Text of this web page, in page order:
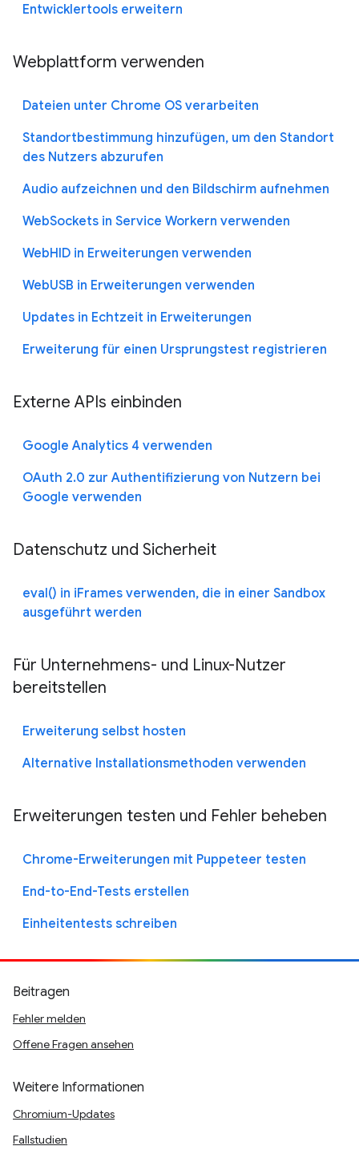
Entwicklertools erweitern
Webplattform verwenden
Dateien unter Chrome OS verarbeiten
Standortbestimmung hinzufügen, um den Standort
des Nutzers abzurufen
Audio aufzeichnen und den Bildschirm aufnehmen
WebSockets in Service Workern verwenden
WebHID in Erweiterungen verwenden
WebUSB in Erweiterungen verwenden
Updates in Echtzeit in Erweiterungen
Erweiterung für einen Ursprungstest registrieren
Externe APIs einbinden
Google Analytics 4 verwenden
OAuth 2.0 zur Authentifizierung von Nutzern bei
Google verwenden
Datenschutz und Sicherheit
eval() in iFrames verwenden, die in einer Sandbox
ausgeführt werden
Für Unternehmens- und Linux-Nutzer
bereitstellen
Erweiterung selbst hosten
Alternative Installationsmethoden verwenden
Erweiterungen testen und Fehler beheben
Chrome-Erweiterungen mit Puppeteer testen
End-to-End-Tests erstellen
Einheitentests schreiben
Beitragen
Fehler melden
Offene Fragen ansehen
Weitere Informationen
Chromium-Updates
Fallstudien